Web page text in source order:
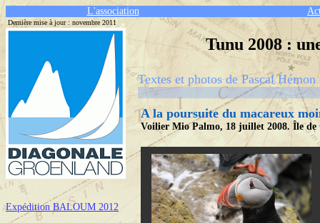
L'association
Dernière mise à jour : novembre 2011
Expédition BALOUM 2012
Tunu 2008 :
Textes et photos de Pascal
A la poursuite du macareux
Voilier Mio Palmo, 18 juillet 2008. Île de